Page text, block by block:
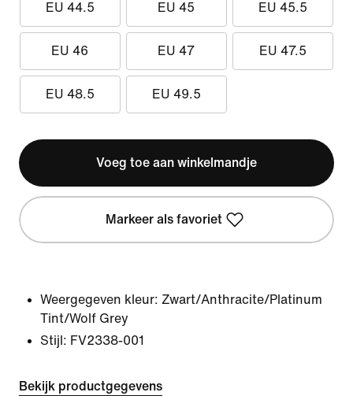
EU 44.5 EU 45 EU 45.5
EU 46 EU 47 EU 47.5
EU 48.5 EU 49.5
Voeg toe aan winkelmandje
Markeer als favoriet
Weergegeven kleur: Zwart/Anthracite/Platinum
Tint/Wolf Grey
Stijl: FV2338-001
Bekijk productgegevens